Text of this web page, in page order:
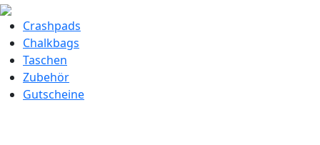
Crashpads
Chalkbags
Taschen
Zubehör
Gutscheine